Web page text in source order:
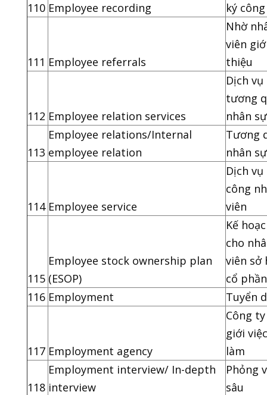
110 Employee recording
ký
111 Employee referrals
Nhờ
viên
thiệu
112 Employee relation services
Dịch vụ
tương
nhân sự
113
Employee relations/Internal
employee relation
Tương
nhân sự
114 Employee service
Dịch vụ
công
viên
115
Employee stock ownership plan
(ESOP)
Kế
cho
viên sở
cổ phần
116 Employment Tuyển
117 Employment agency
Công
giới việc
làm
118
Employment interview/ In-depth
interview
Phỏng
sâu